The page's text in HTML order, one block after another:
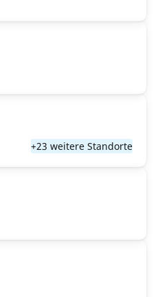
+23 weitere Standorte